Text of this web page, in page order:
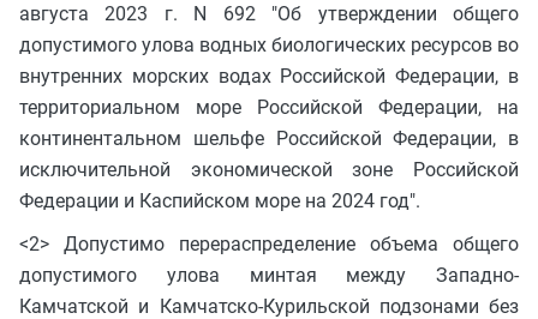
августа 2023 г. N 692 "Об утверждении общего
допустимого улова водных биологических ресурсов во
внутренних морских водах Российской Федерации, в
территориальном море Российской Федерации, на
континентальном шельфе Российской Федерации, в
исключительной экономической зоне Российской
Федерации и Каспийском море на 2024 год".
<2> Допустимо перераспределение объема общего
допустимого улова минтая между Западно-
Камчатской и Камчатско-Курильской подзонами без